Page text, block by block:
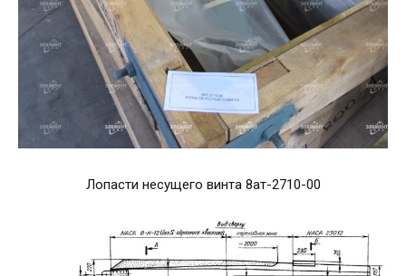
Лопасти несущего винта 8ат-2710-00